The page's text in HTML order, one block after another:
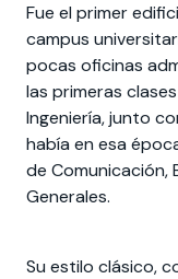
cursos
estadías
Te puede
interesar:
interesar:
vinculación
sociedad
Extensión
Te puede
intercambio
Servicios y
Te puede
interesar:
Fue el primer
campus
pocas oficinas
las primeras
Ingeniería, junto
había en esa
de Comunicación,
Generales.
Su estilo clásico,